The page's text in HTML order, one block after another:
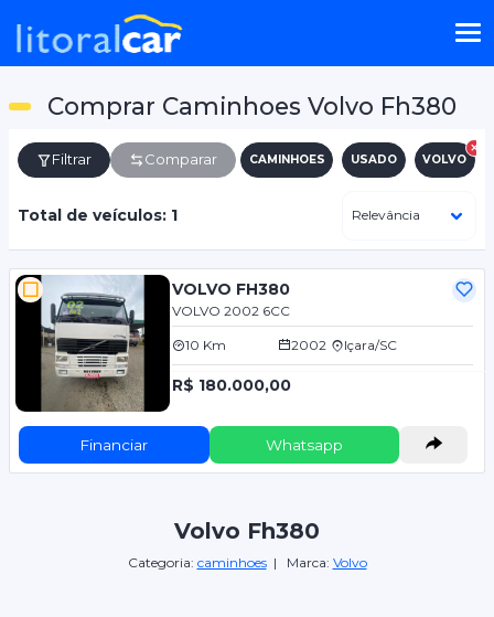
Comprar Caminhoes Volvo Fh380
Filtrar Comparar CAMINHOES USADO VOLVO
Total de veículos: 1
VOLVO FH380
VOLVO 2002 6CC
10 Km 2002 Içara/SC
R$ 180.000,00
Financiar Whatsapp
Volvo Fh380
Categoria: caminhoes| Marca: Volvo